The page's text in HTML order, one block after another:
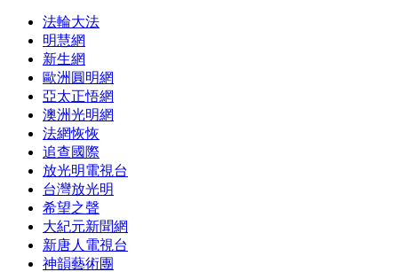
法輪大法
明慧網
新生網
歐洲圓明網
亞太正悟網
澳洲光明網
法網恢恢
追查國際
放光明電視台
台灣放光明
希望之聲
大紀元新聞網
新唐人電視台
神韻藝術團